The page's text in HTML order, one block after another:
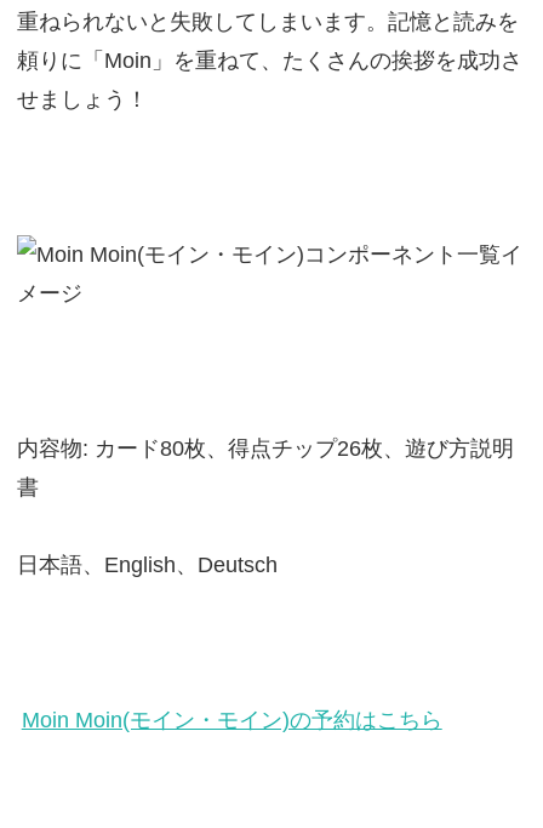
重ねられないと失敗してしまいます。記憶と読みを
頼りに「Moin」を重ねて、たくさんの挨拶を成功さ
せましょう！
内容物: カード80枚、得点チップ26枚、遊び方説明
書
日本語、English、Deutsch
Moin Moin(モイン・モイン)の予約はこちら